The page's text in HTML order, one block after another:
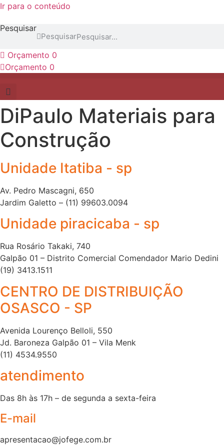
Ir para o conteúdo
Pesquisar
Pesquisar
Orçamento 0
Orçamento 0
DiPaulo Materiais para
Construção
Unidade Itatiba - sp
Av. Pedro Mascagni, 650
Jardim Galetto – (11) 99603.0094
Unidade piracicaba - sp
Rua Rosário Takaki, 740
Galpão 01 – Distrito Comercial Comendador Mario Dedini
(19) 3413.1511
CENTRO DE DISTRIBUIÇÃO
OSASCO - SP
Avenida Lourenço Belloli, 550
Jd. Baroneza Galpão 01 – Vila Menk
(11) 4534.9550
atendimento
Das 8h às 17h – de segunda a sexta-feira
E-mail
apresentacao@jofege.com.br